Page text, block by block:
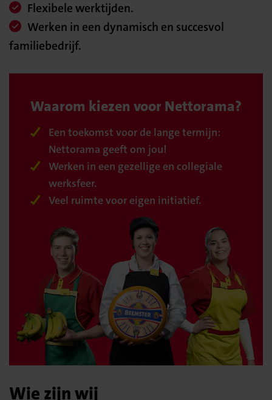
Flexibele werktijden.
Werken in een dynamisch en succesvol
familiebedrijf.
Waarom kiezen voor Nettorama?
Een toekomst voor de lange termijn:
Nettorama geeft om jou!
Werken in een gezellige en collegiale
werksfeer.
Veel ruimte voor eigen initiatief.
Wie zijn wij